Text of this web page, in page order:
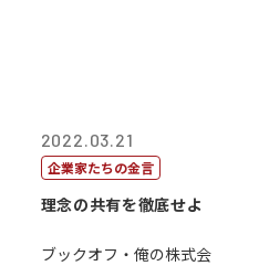
2022.03.21
企業家たちの金言
理念の共有を徹底せよ
ブックオフ・俺の株式会